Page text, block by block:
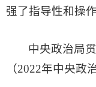
强了指导性和操作
中央政治局
（2022年中央政